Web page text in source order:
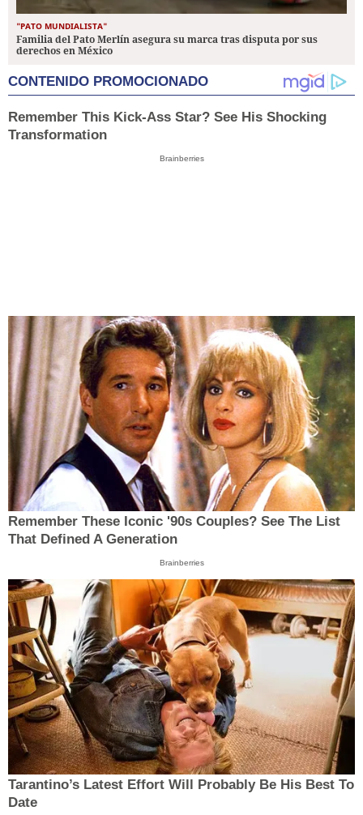
"PATO MUNDIALISTA"
Familia del Pato Merlín asegura su marca tras disputa por sus
derechos en México
CONTENIDO PROMOCIONADO
Remember This Kick-Ass Star? See His Shocking
Transformation
Brainberries
Remember These Iconic '90s Couples? See The List
That Defined A Generation
Brainberries
Tarantino’s Latest Effort Will Probably Be His Best To
Date